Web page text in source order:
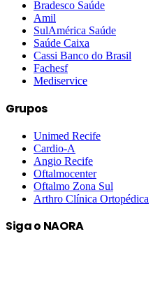
Bradesco Saúde
Amil
SulAmérica Saúde
Saúde Caixa
Cassi Banco do Brasil
Fachesf
Mediservice
Grupos
Unimed Recife
Cardio-A
Angio Recife
Oftalmocenter
Oftalmo Zona Sul
Arthro Clínica Ortopédica
Siga o NAORA